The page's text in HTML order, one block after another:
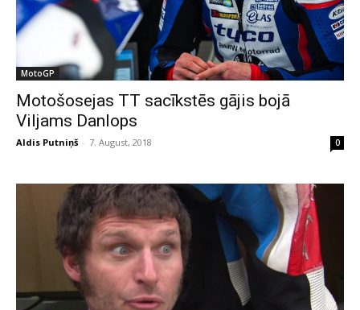
MotoGP
Motošosejas TT sacīkstēs gājis bojā
Viljams Danlops
Aldis Putniņš - 7. August, 2018 0